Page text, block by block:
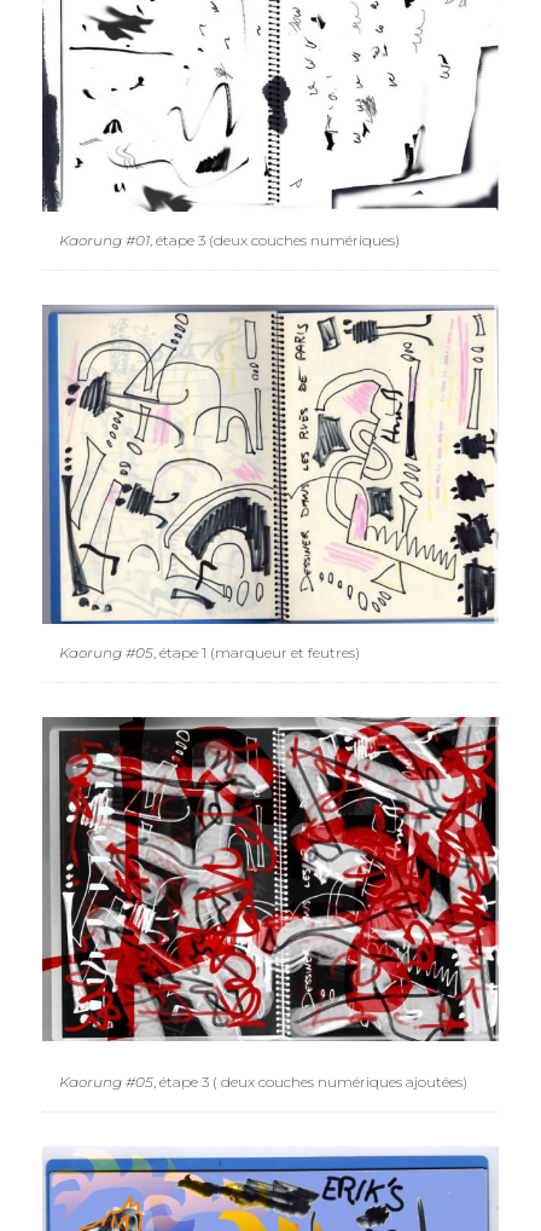
Kaorung #01, étape 3 (deux couches numériques)
Kaorung #05, étape 1 (marqueur et feutres)
Kaorung #05 , étape 3 ( deux couches numériques ajoutées)